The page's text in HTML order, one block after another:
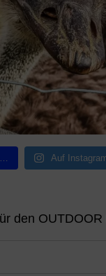
Auf
den OUTDOOR